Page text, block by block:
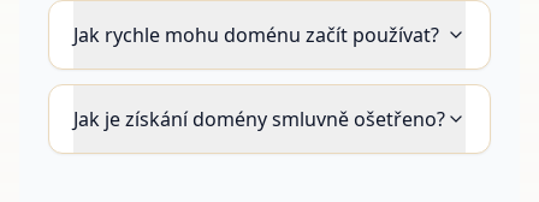
Jak rychle mohu doménu začít používat?
Jak je získání domény smluvně ošetřeno?